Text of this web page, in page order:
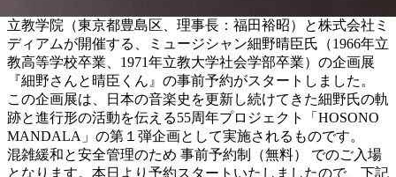
立教学院（東京都豊島区、理事長：福田裕昭）と株式会社ミ
ディアムが開催する、ミュージシャン細野晴臣氏（1966年立
教高等学校卒業、1971年立教大学社会学部卒業）の企画展
『細野さんと晴臣くん』の事前予約がスタートしました。
この企画展は、日本の音楽史を更新し続けてきた細野氏の軌
跡と進行形の活動を伝える55周年プロジェクト「HOSONO
MANDALA」の第１弾企画として実施されるものです。
混雑緩和と安全管理のため 事前予約制（無料） でのご入場
となります。本日より予約スタートいたしましたので、下記